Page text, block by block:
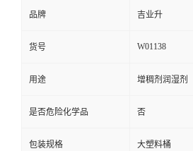
品牌 吉业升
货号 W01138
用途 增稠剂润湿剂
是否危险化学品 否
包装规格 大塑料桶